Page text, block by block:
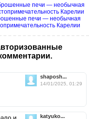
печи — необычная
Карелии
shaposh...
14/01/2025, 01:29
katyuko...